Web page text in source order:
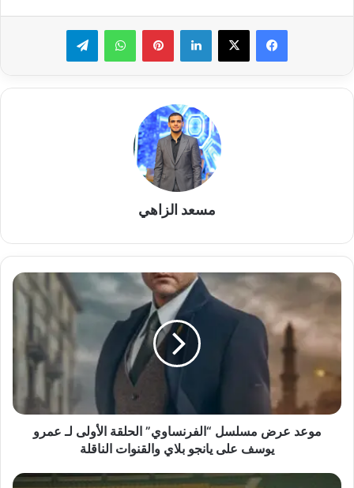
لينكدإن بينتيريستواتساب تيلقرام
مسعد الزاهي
موعد
عرض
“الفرنساوي”
الحلقة
الأولى
لـ
عمرو
يوسف
والقنوات
موعد عرض مسلسل “الفرنساوي” الحلقة الأولى لـ عمرو
يوسف على يانجو بلاي والقنوات الناقلة
بإثارة